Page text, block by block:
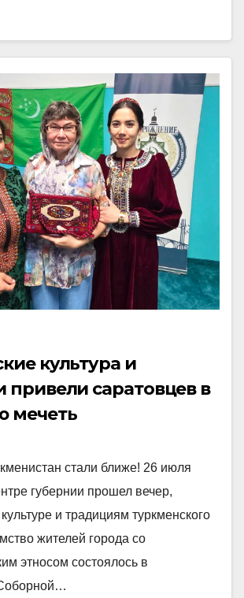
культура и
привели саратовцев в
мечеть
стали ближе! 26 июля
губернии прошел вечер,
и традициям туркменского
жителей города со
этносом состоялось в